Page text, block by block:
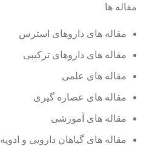
مقاله ها
مقاله های داروهای استرس
مقاله های داروهای ترکیبی
مقاله های علمی
مقاله های عصاره گیری
مقاله های آموزشی
مقاله های گیاهان دارویی و ادویه